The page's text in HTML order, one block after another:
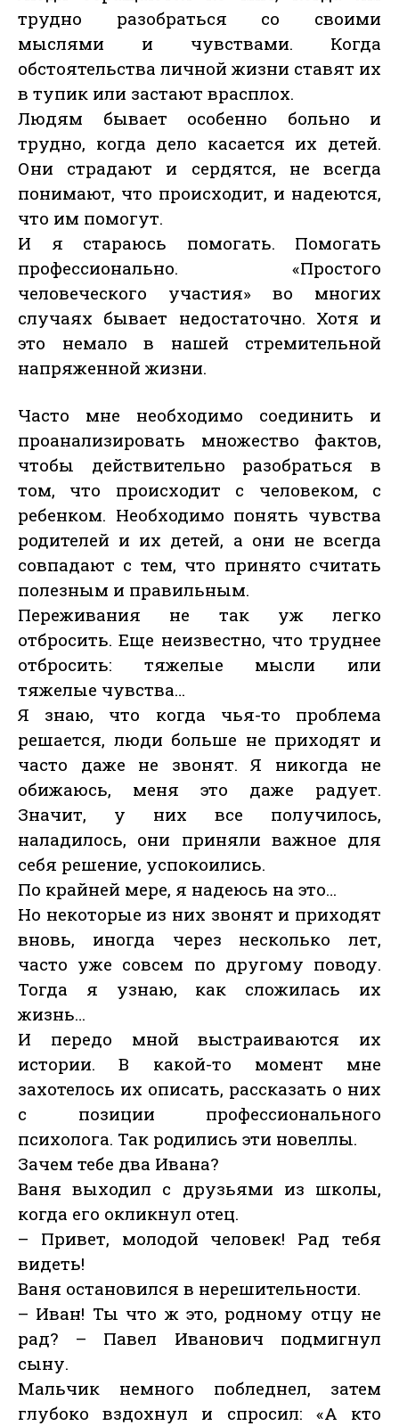
трудно разобраться со своими
мыслями и чувствами. Когда
обстоятельства личной жизни ставят их
в тупик или застают врасплох.
Людям бывает особенно больно и
трудно, когда дело касается их детей.
Они страдают и сердятся, не всегда
понимают, что происходит, и надеются,
что им помогут.
И я стараюсь помогать. Помогать
профессионально. «Простого
человеческого участия» во многих
случаях бывает недостаточно. Хотя и
это немало в нашей стремительной
напряженной жизни.
Часто мне необходимо соединить и
проанализировать множество фактов,
чтобы действительно разобраться в
том, что происходит с человеком, с
ребенком. Необходимо понять чувства
родителей и их детей, а они не всегда
совпадают с тем, что принято считать
полезным и правильным.
Переживания не так уж легко
отбросить. Еще неизвестно, что труднее
отбросить: тяжелые мысли или
тяжелые чувства…
Я знаю, что когда чья-то проблема
решается, люди больше не приходят и
часто даже не звонят. Я никогда не
обижаюсь, меня это даже радует.
Значит, у них все получилось,
наладилось, они приняли важное для
себя решение, успокоились.
По крайней мере, я надеюсь на это…
Но некоторые из них звонят и приходят
вновь, иногда через несколько лет,
часто уже совсем по другому поводу.
Тогда я узнаю, как сложилась их
жизнь…
И передо мной выстраиваются их
истории. В какой-то момент мне
захотелось их описать, рассказать о них
с позиции профессионального
психолога. Так родились эти новеллы.
Зачем тебе два Ивана?
Ваня выходил с друзьями из школы,
когда его окликнул отец.
– Привет, молодой человек! Рад тебя
видеть!
Ваня остановился в нерешительности.
– Иван! Ты что ж это, родному отцу не
рад? – Павел Иванович подмигнул
сыну.
Мальчик немного побледнел, затем
глубоко вздохнул и спросил: «А кто